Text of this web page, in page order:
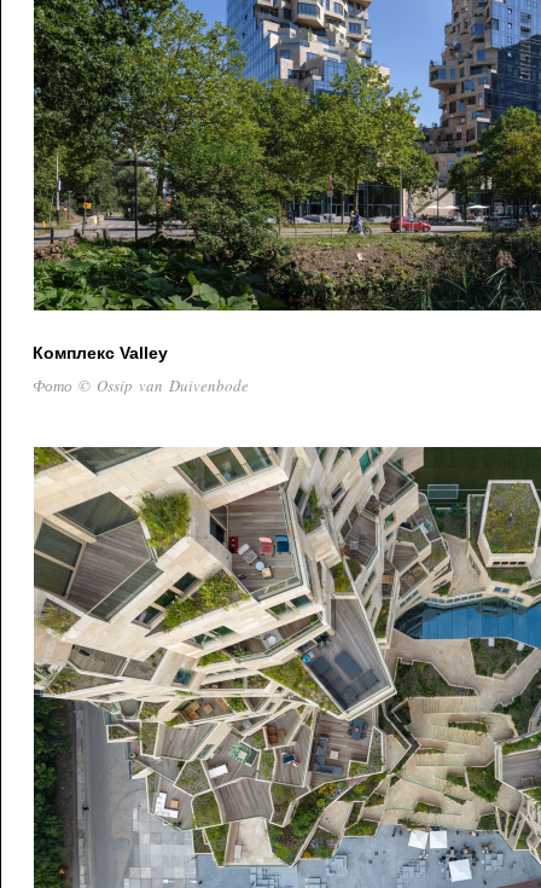
Комплекс Valley
Фото © Ossip van Duivenbode